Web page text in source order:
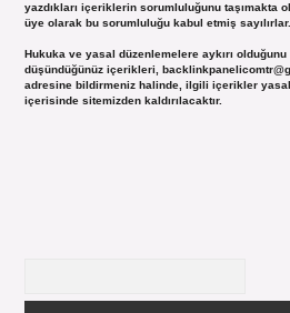
yazdıkları içeriklerin sorumluluğunu taşımakta
üye olarak bu sorumluluğu kabul etmiş sayılırlar.
Hukuka ve yasal düzenlemelere aykırı olduğunu
düşündüğünüz içerikleri,
adresine bildirmeniz halinde, ilgili içerikler
içerisinde sitemizden kaldırılacaktır.